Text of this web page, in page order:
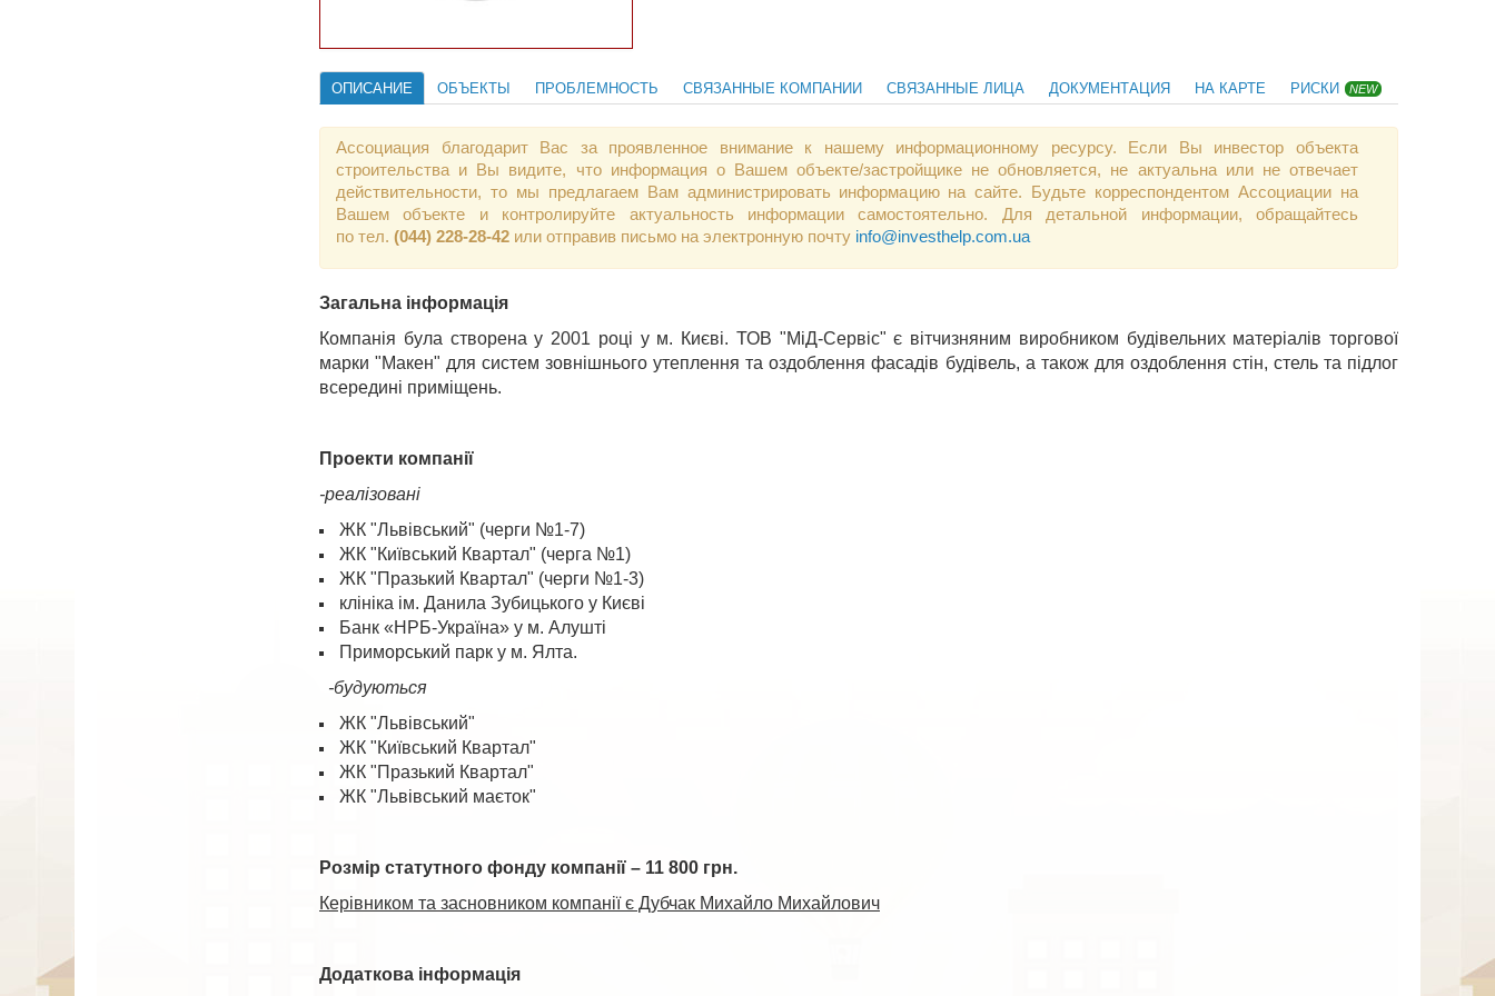
ОПИСАНИЕ ОБЪЕКТЫ ПРОБЛЕМНОСТЬ СВЯЗАННЫЕ КОМПАНИИ СВЯЗАННЫЕ ЛИЦА ДОКУМЕНТАЦИЯ НА КАРТЕ РИСКИ NEW
Ассоциация благодарит Вас за проявленное внимание к нашему информационному ресурсу. Если Вы инвестор объекта
строительства и Вы видите, что информация о Вашем объекте/застройщике не обновляется, не актуальна или не отвечает
действительности, то мы предлагаем Вам администрировать информацию на сайте. Будьте корреспондентом Ассоциации на
Вашем объекте и контролируйте актуальность информации самостоятельно. Для детальной информации, обращайтесь
по тел. (044) 228-28-42 или отправив письмо на электронную почту info@investhelp.com.ua
Загальна інформація
Компанія була створена у 2001 році у м. Києві. ТОВ "МіД-Сервіс" є вітчизняним виробником будівельних матеріалів торгової
марки "Макен" для систем зовнішнього утеплення та оздоблення фасадів будівель, а також для оздоблення стін, стель та підлог
всередині приміщень.
Проекти компанії
-реалізовані
ЖК "Львівський" (черги №1-7)
ЖК "Київський Квартал" (черга №1)
ЖК "Празький Квартал" (черги №1-3)
клініка ім. Данила Зубицького у Києві
Банк «НРБ-Україна» у м. Алушті
Приморський парк у м. Ялта.
-будуються
ЖК "Львівський"
ЖК "Київський Квартал"
ЖК "Празький Квартал"
ЖК "Львівський маєток"
Розмір статутного фонду компанії – 11 800 грн.
Керівником та засновником компанії є Дубчак Михайло Михайлович
Додаткова інформація